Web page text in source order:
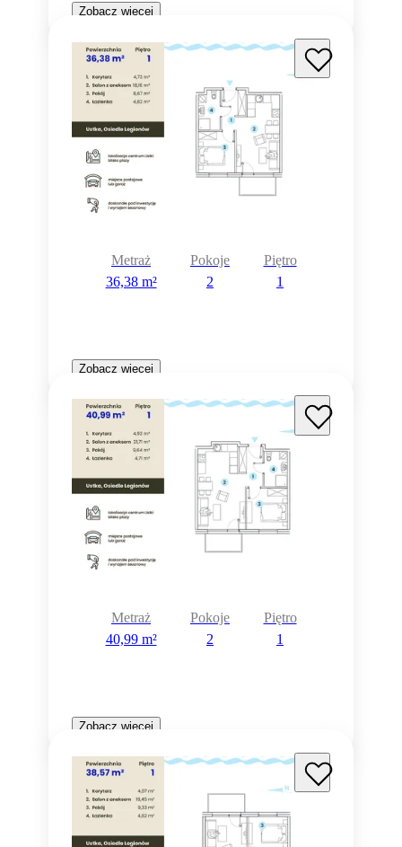
Zobacz więcej
Metraż
36,38 m²
Pokoje
2
Piętro
1
Zobacz więcej
Metraż
40,99 m²
Pokoje
2
Piętro
1
Zobacz więcej